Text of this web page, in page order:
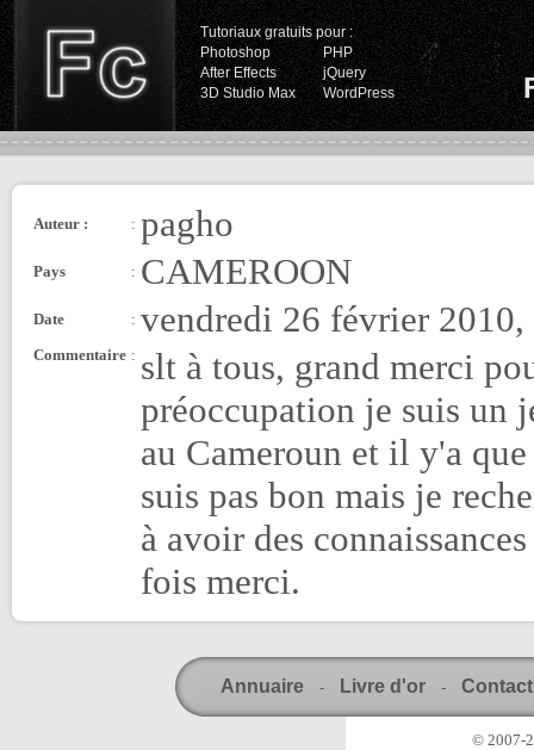
Tutoriaux gratuits pour :
Photoshop
PHP
After Effects
jQuery
3D Studio Max
WordPress
Auteur : : pagho
Pays : CAMEROON
Date : vendredi 26 février
Commentaire : slt à tous, grand merci
préoccupation je suis un
au Cameroun et il y'a
suis pas bon mais je
à avoir des
fois merci.
Annuaire - Livre d'or - Contact
© 2007-